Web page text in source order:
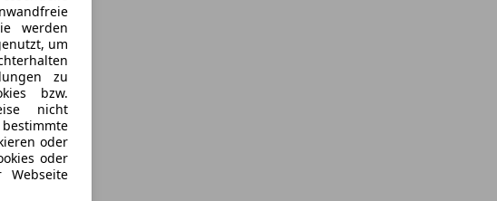
werden
um
zu
bzw.
nicht
oder
oder